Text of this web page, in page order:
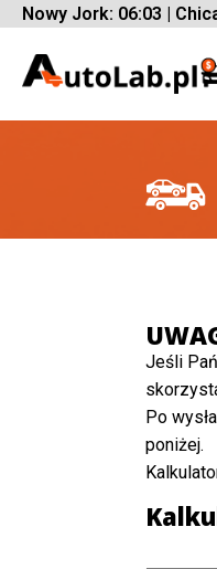
Nowy Jork: 06:03 |
Jeśli
Po
poniżej.